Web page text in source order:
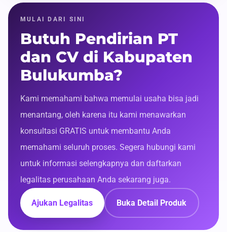
MULAI DARI SINI
Butuh Pendirian PT
dan CV di Kabupaten
Bulukumba?
Kami memahami bahwa memulai usaha bisa jadi
menantang, oleh karena itu kami menawarkan
konsultasi GRATIS untuk membantu Anda
memahami seluruh proses. Segera hubungi kami
untuk informasi selengkapnya dan daftarkan
legalitas perusahaan Anda sekarang juga.
Ajukan Legalitas Buka Detail Produk